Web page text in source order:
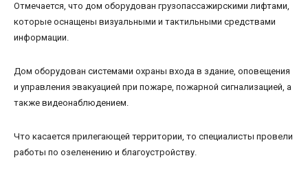
Отмечается, что дом оборудован грузопассажирскими лифтами,
которые оснащены визуальными и тактильными средствами
информации.
Дом оборудован системами охраны входа в здание, оповещения
и управления эвакуацией при пожаре, пожарной сигнализацией, а
также видеонаблюдением.
Что касается прилегающей территории, то специалисты провели
работы по озеленению и благоустройству.